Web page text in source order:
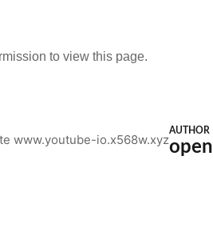
to view this page.
AUTHOR